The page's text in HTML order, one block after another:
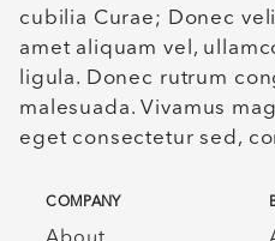
cubilia Curae; Donec
amet aliquam vel,
ligula. Donec rutrum
malesuada. Vivamus
eget consectetur sed,
COMPANY